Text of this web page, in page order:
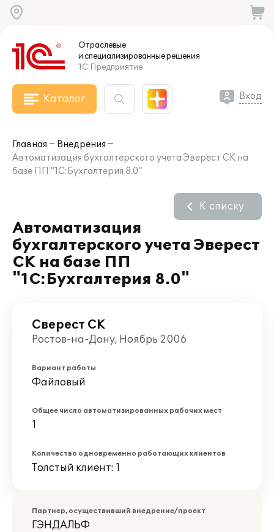
Отраслевые
и специализированныерешения
1С:Предприятие
Каталог Вход
Главная
Внедрения
Автоматизация бухгалтерского учета Эверест СК на
базе ПП "1С:Бухгалтерия 8.0"
Автоматизация
бухгалтерского учета Эверест
СК на базе ПП
"1С:Бухгалтерия 8.0"
К списку
Сверест СК
Ростов-на-Дону, Ноябрь 2006
Вариант работы
Файловый
Общее число автоматизированных рабочих мест
1
Количество одновременно работающих клиентов
Толстый клиент: 1
Партнер, осуществивший внедрение/проект
ГЭНДАЛЬФ